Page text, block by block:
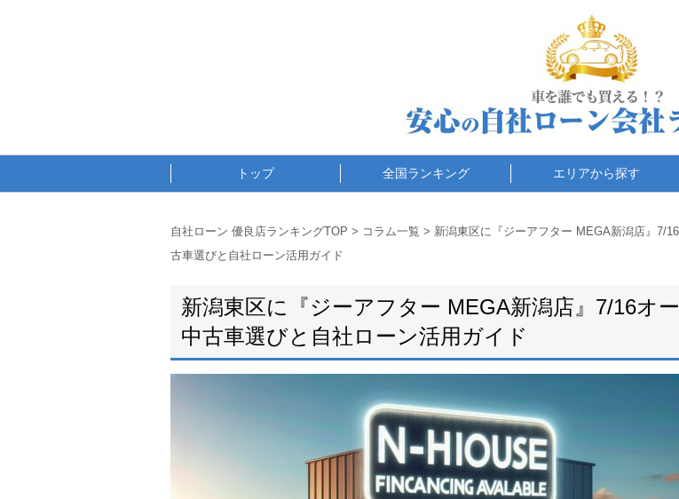
トップ 全国ランキング エリアから探す
自社ローン 優良店ランキングTOP > コラム一覧 > 新潟東区に『ジーアフター MEGA新潟店』7/
古車選びと自社ローン活用ガイド
新潟東区に『ジーアフター MEGA新潟店』7/16オー
中古車選びと自社ローン活用ガイド